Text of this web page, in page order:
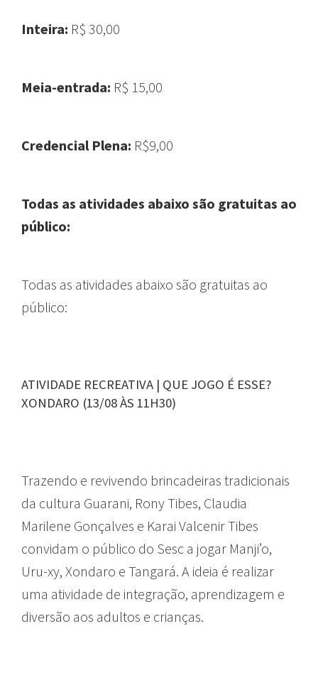
Inteira: R$ 30,00
Meia-entrada: R$ 15,00
Credencial Plena: R$9,00
Todas as atividades abaixo são gratuitas ao
público:
Todas as atividades abaixo são gratuitas ao
público:
ATIVIDADE RECREATIVA | QUE JOGO É ESSE?
XONDARO (13/08 ÀS 11H30)
Trazendo e revivendo brincadeiras tradicionais
da cultura Guarani, Rony Tibes, Claudia
Marilene Gonçalves e Karai Valcenir Tibes
convidam o público do Sesc a jogar Manji’o,
Uru-xy, Xondaro e Tangará. A ideia é realizar
uma atividade de integração, aprendizagem e
diversão aos adultos e crianças.